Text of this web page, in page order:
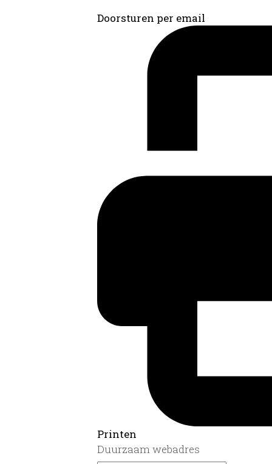
Doorsturen per email
Printen
Duurzaam webadres